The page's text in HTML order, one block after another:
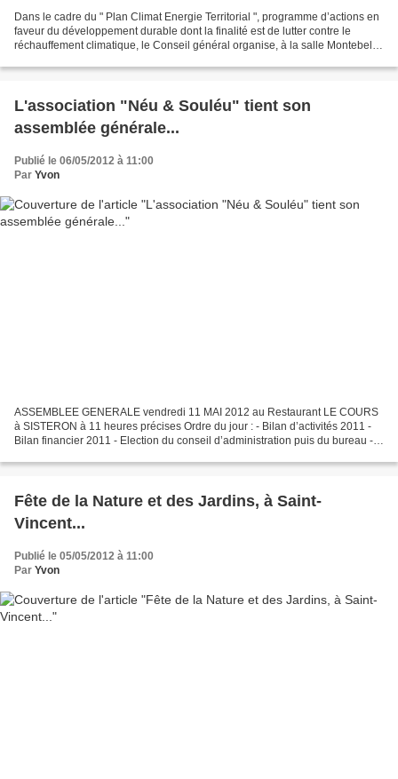
Dans le cadre du " Plan Climat Energie Territorial ", programme d’actions en
faveur du développement durable dont la finalité est de lutter contre le
réchauffement climatique, le Conseil général organise, à la salle Montebelle
L'association "Néu & Souléu" tient son
assemblée générale...
Publié le 06/05/2012 à 11:00
Par Yvon
ASSEMBLEE GENERALE vendredi 11 MAI 2012 au Restaurant LE COURS
à SISTERON à 11 heures précises Ordre du jour : - Bilan d’activités 2011 -
Bilan financier 2011 - Election du conseil d’administration puis du bureau -
Fête de la Nature et des Jardins, à Saint-
Vincent...
Publié le 05/05/2012 à 11:00
Par Yvon